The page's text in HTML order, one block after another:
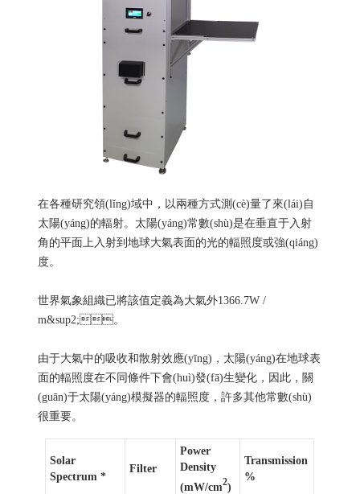
在各種研究領(lǐng)域中，以兩種方式測(cè)量了來(lái)自
太陽(yáng)的輻射。太陽(yáng)常數(shù)是在垂直于入射
角的平面上入射到地球大氣表面的光的輻照度或強(qiáng)
度。
世界氣象組織已將該值定義為大氣外1366.7W /
m&sup2;。
由于大氣中的吸收和散射效應(yīng)，太陽(yáng)在地球表
面的輻照度在不同條件下會(huì)發(fā)生變化，因此，關
(guān)于太陽(yáng)模擬器的輻照度，許多其他常數(shù)
很重要。
Solar
Spectrum *
Filter
Power
Density
(mW/cm2)
Transmission
%